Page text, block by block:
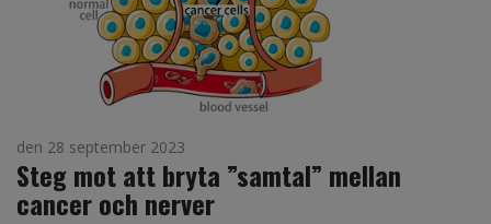
den 28 september 2023
Steg mot att bryta ”samtal” mellan
cancer och nerver